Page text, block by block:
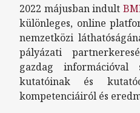
2022 májusban indult
különleges, online
nemzetközi
pályázati
gazdag információval
kutatóinak és
kompetenciáiról és